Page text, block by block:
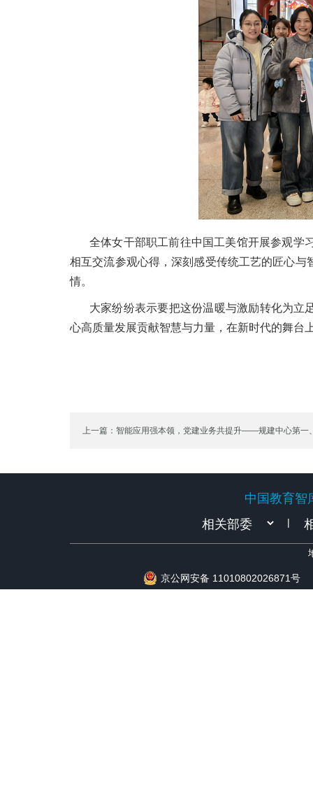
全体女干部职工前往中国工美馆开展参观学
相互交流参观心得，深刻感受传统工艺的匠心
情。
大家纷纷表示要把这份温暖与激励转化为立
心高质量发展贡献智慧与力量，在新时代的舞台
上一篇：智能应用强本领，党建业务共提升——规建中心第一
中国教育智
|
京公网安备 11010802026871号